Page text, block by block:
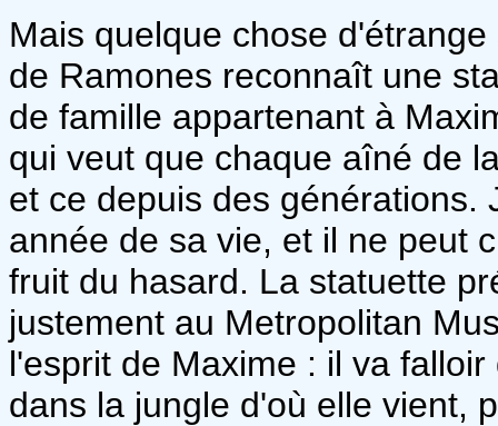
Mais quelque chose
de Ramones reconnaît une
de famille appartenant à
qui veut que chaque aîné de
et ce depuis des générations.
année de sa vie, et il ne peut
fruit du hasard. La statuette
justement au Metropolitan
l'esprit de Maxime : il va
dans la jungle d'où elle vient,